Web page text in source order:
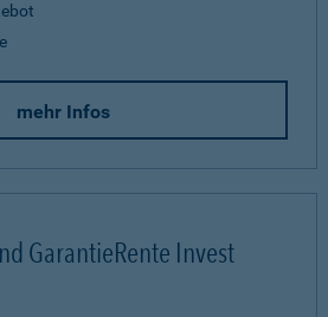
mehr Infos
GarantieRente Invest